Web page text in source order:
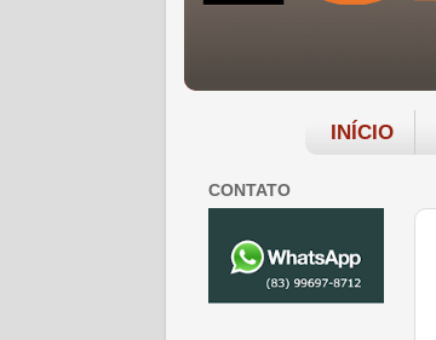
INÍCIO
CONTATO